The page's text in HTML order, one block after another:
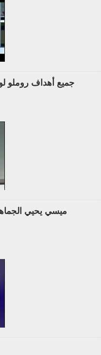
جميع أهداف روملو